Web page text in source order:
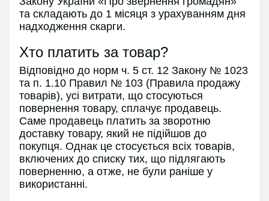
та складають до 1 місяця з урахуванням дня
надходження скарги.
Хто платить за товар?
Відповідно до норм ч. 5 ст. 12 Закону № 1023
та п. 1.10 Правил № 103 (Правила продажу
товарів), усі витрати, що стосуються
повернення товару, сплачує продавець.
Саме продавець платить за зворотню
доставку товару, який не підійшов до
покупця. Однак це стосується всіх товарів,
включених до списку тих, що підлягають
поверненню, а отже, не були раніше у
використанні.